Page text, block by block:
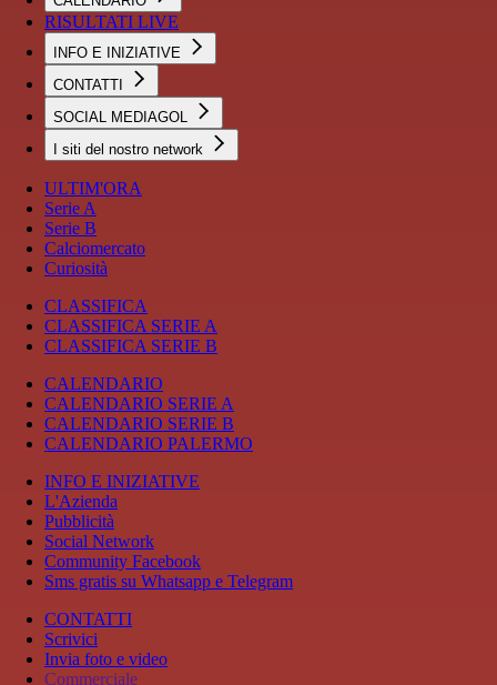
RISULTATI LIVE
INFO E INIZIATIVE
CONTATTI
SOCIAL MEDIAGOL
I siti del nostro network
ULTIM'ORA
Serie A
Serie B
Calciomercato
Curiosità
CLASSIFICA
CLASSIFICA SERIE A
CLASSIFICA SERIE B
CALENDARIO
CALENDARIO SERIE A
CALENDARIO SERIE B
CALENDARIO PALERMO
INFO E INIZIATIVE
L'Azienda
Pubblicità
Social Network
Community Facebook
Sms gratis su Whatsapp e Telegram
CONTATTI
Scrivici
Invia foto e video
Commerciale